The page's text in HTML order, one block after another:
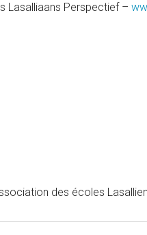
Lasalliaans Perspectief –
des écoles